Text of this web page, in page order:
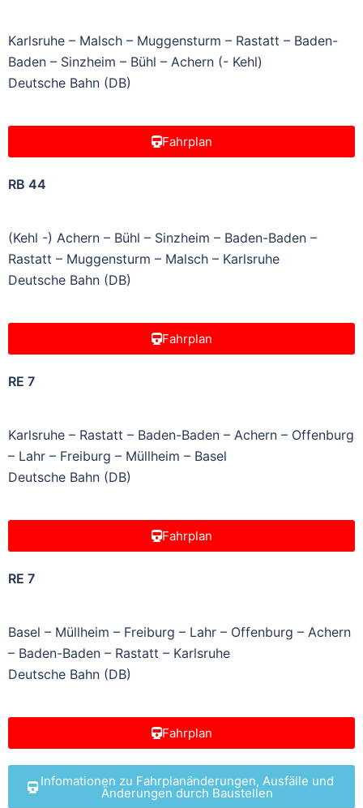
Karlsruhe – Malsch – Muggensturm – Rastatt – Baden-
Baden – Sinzheim – Bühl – Achern (- Kehl)
Deutsche Bahn (DB)
Fahrplan
RB 44
(Kehl -) Achern – Bühl – Sinzheim – Baden-Baden –
Rastatt – Muggensturm – Malsch – Karlsruhe
Deutsche Bahn (DB)
Fahrplan
RE 7
Karlsruhe – Rastatt – Baden-Baden – Achern – Offenburg
– Lahr – Freiburg – Müllheim – Basel
Deutsche Bahn (DB)
Fahrplan
RE 7
Basel – Müllheim – Freiburg – Lahr – Offenburg – Achern
– Baden-Baden – Rastatt – Karlsruhe
Deutsche Bahn (DB)
Fahrplan
Infomationen zu Fahrplanänderungen, Ausfälle und
Änderungen durch Baustellen